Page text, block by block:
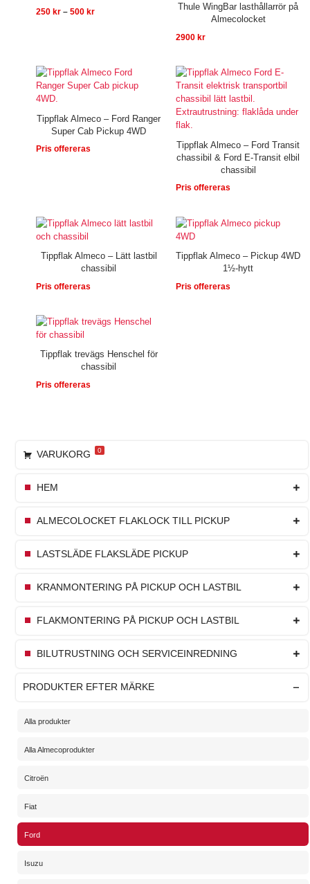
250 kr – 500 kr
Thule WingBar lasthållarrör på
Almecolocket
2900 kr
Tippflak Almeco – Ford Ranger
Super Cab Pickup 4WD
Pris offereras
Tippflak Almeco – Ford Transit
chassibil & Ford E-Transit elbil
chassibil
Pris offereras
Tippflak Almeco – Lätt lastbil
chassibil
Pris offereras
Tippflak Almeco – Pickup 4WD
1½-hytt
Pris offereras
Tippflak trevägs Henschel för
chassibil
Pris offereras
VARUKORG 0
HEM
ALMECOLOCKET FLAKLOCK TILL PICKUP
LASTSLÄDE FLAKSLÄDE PICKUP
KRANMONTERING PÅ PICKUP OCH LASTBIL
FLAKMONTERING PÅ PICKUP OCH LASTBIL
BILUTRUSTNING OCH SERVICEINREDNING
PRODUKTER EFTER MÄRKE
Alla produkter
Alla Almecoprodukter
Citroën
Fiat
Ford
Isuzu